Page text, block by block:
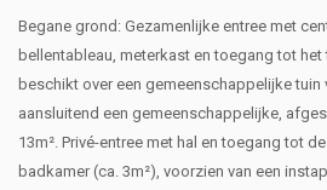
Begane grond: Gezamenlijke entree met
bellentableau, meterkast en toegang tot
beschikt over een gemeenschappelijke tuin
aansluitend een gemeenschappelijke,
13m². Privé-entree met hal en toegang tot
badkamer (ca. 3m²), voorzien van een